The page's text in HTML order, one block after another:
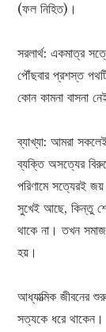
(ফল নিহিত)।
সরলার্থ: একমাত্র
পৌঁছবার প্রশস্ত
কোন কামনা বাসনা
ব্যাখ্যা: আমরা
ব্যক্তি অসত্যের
পরিণামে সত্যেরই
সুখেই আছে, কিন্তু
থাকে না। তখন
হয়।
আধ্যাত্মিক জীবনের
সত্যকে ধরে